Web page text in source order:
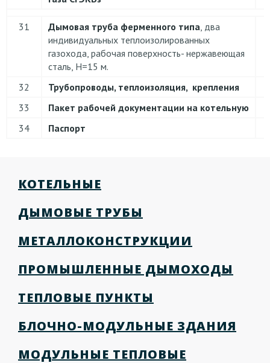
31 Дымовая труба ферменного типа , два
индивидуальных теплоизолированных
газохода, рабочая поверхность- нержавеющая
сталь, Н=15 м.
32
Трубопроводы, теплоизоляция, крепления
33
Пакет рабочей документации на котельную
34
Паспорт
КОТЕЛЬНЫЕ
ДЫМОВЫЕ ТРУБЫ
МЕТАЛЛОКОНСТРУКЦИИ
ПРОМЫШЛЕННЫЕ ДЫМОХОДЫ
ТЕПЛОВЫЕ ПУНКТЫ
БЛОЧНО-МОДУЛЬНЫЕ ЗДАНИЯ
МОДУЛЬНЫЕ ТЕПЛОВЫЕ